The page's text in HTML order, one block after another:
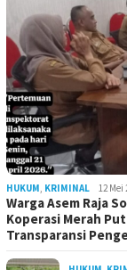
HUKUM, KRIMINAL 12 Mei
Warga Asem Raja
Koperasi Merah
Transparansi